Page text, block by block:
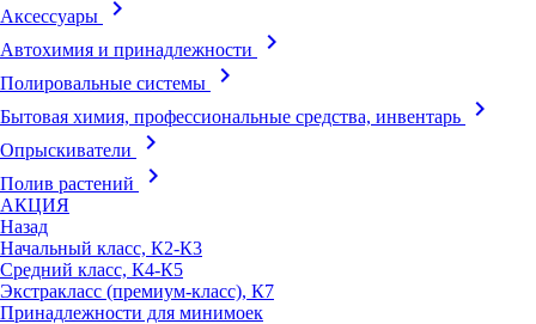
Аксессуары keyboard_arrow_right
Автохимия и принадлежности keyboard_arrow_right
Полировальные системы keyboard_arrow_right
Бытовая химия, профессиональные средства, инвентарь keyboard_arrow_right
Опрыскиватели keyboard_arrow_right
Полив растений keyboard_arrow_right
АКЦИЯ
Назад
Начальный класс, К2-К3
Средний класс, К4-К5
Экстракласс (премиум-класс), К7
Принадлежности для минимоек